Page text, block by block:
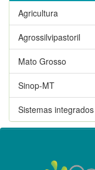
Agricultura
Agrossilvipastoril
Mato Grosso
Sinop-MT
Sistemas integrados